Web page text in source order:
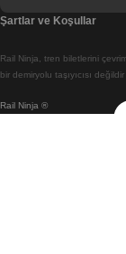
Rail Ninja ®
Rail Ninja, tren biletlerini
bir demiryolu taşıyıcısı
Şartlar ve Koşullar